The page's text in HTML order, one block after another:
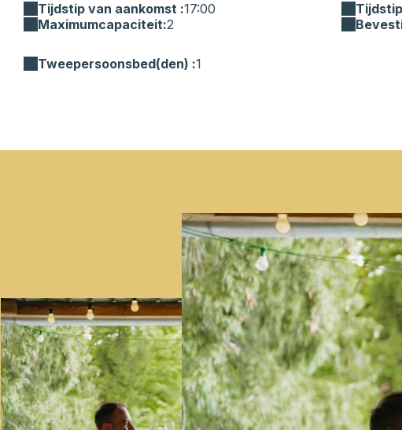
Tijdstip van aankomst :17:00
Maximumcapaciteit:2
Tweepersoonsbed(den) :1